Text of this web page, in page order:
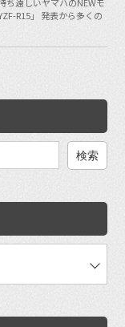
R15」 発表から多くの